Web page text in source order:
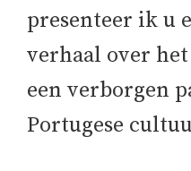
presenteer ik u
verhaal over
een verborgen
Portugese